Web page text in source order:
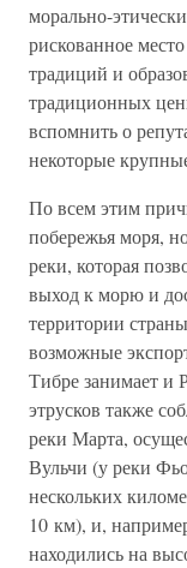
морально-
рискованное
традиций и
традиционных
вспомнить о
некоторые
По всем этим
побережья моря,
реки, которая
выход к морю и
территории
возможные
Тибре занимает и
этрусков также
реки Марта,
Вульчи (у реки
нескольких
10 км), и,
находились на